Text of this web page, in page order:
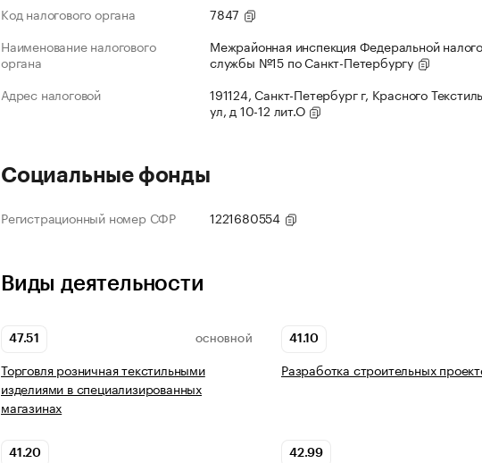
Код налогового органа
7847
Наименование налогового
органа
Межрайонная инспекция Федеральной
службы №15 по Санкт-Петербургу
Адрес налоговой
191124, Санкт-Петербург г, Красного
ул, д 10-12 лит.О
Социальные фонды
Регистрационный номер СФР 1221680554
Виды деятельности
47.51 ОСНОВНОЙ
Торговля розничная текстильными
изделиями в специализированных
магазинах
41.10
Разработка строительных
41.20 42.99